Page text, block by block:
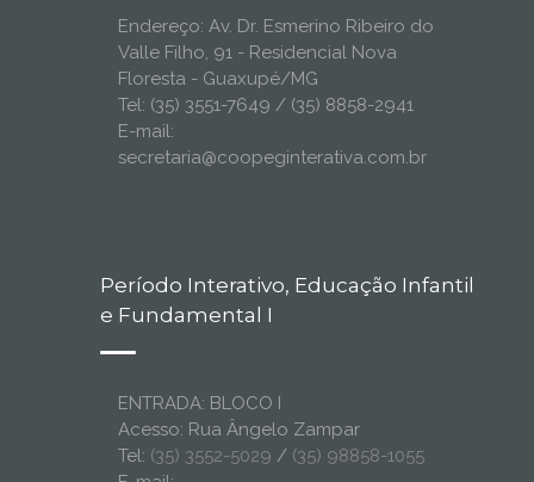
Endereço: Av. Dr. Esmerino Ribeiro do
Valle Filho, 91 - Residencial Nova
Floresta - Guaxupé/MG
Tel: (35) 3551-7649 / (35) 8858-2941
E-mail:
secretaria@coopeginterativa.com.br
Período Interativo, Educação Infantil
e Fundamental I
ENTRADA: BLOCO I
Acesso: Rua Ângelo Zampar
Tel: (35) 3552-5029 / (35) 98858-1055